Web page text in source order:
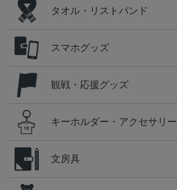
タオル・リストバンド
スマホグッズ
観戦・応援グッズ
キーホルダー・アクセサリー
文房具